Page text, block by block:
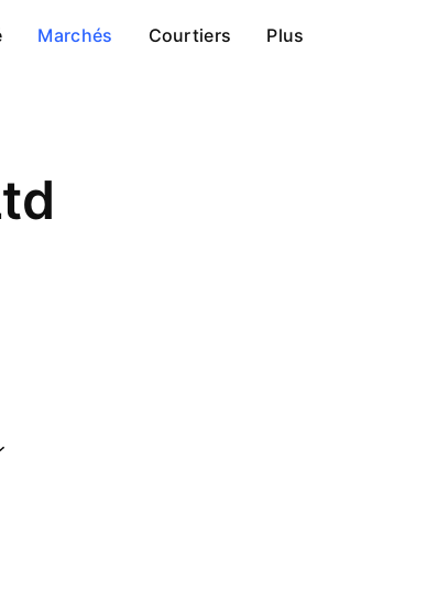
Marchés Courtiers Plus